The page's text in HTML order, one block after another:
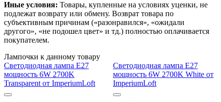
Иные условия: Товары, купленные на условиях уценки, не
подлежат возврату или обмену. Возврат товара по
субъективным причинам («разонравился», «ожидали
другого», «не подошел цвет» и тд.) полностью оплачивается
покупателем.
Лампочки к данному товару
Светодиодная лампа E27
мощность 6W 2700K
Transparent от ImperiumLoft
Светодиодная лампа E27
мощность 6W 2700K White от
ImperiumLoft